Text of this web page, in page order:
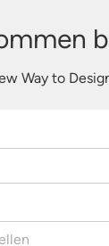
Way to